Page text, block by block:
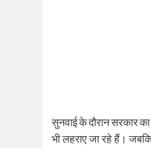
सुनवाई के दौरान सरकार
भी लहराए जा रहे हैं।